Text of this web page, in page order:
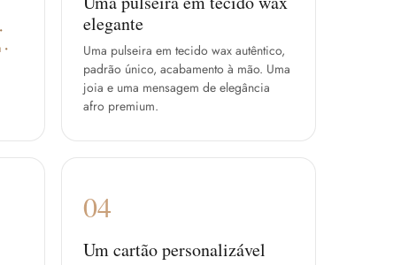
elegante
Uma pulseira em tecido wax autêntico,
padrão único, acabamento à mão. Uma
joia e uma mensagem de elegância
afro premium.
04
Um cartão personalizável